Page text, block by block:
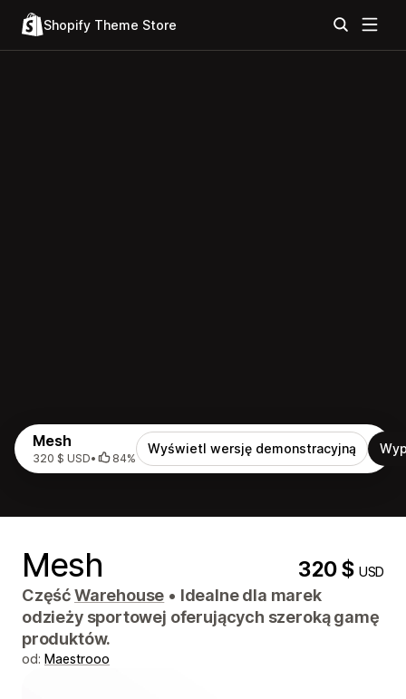
Shopify Theme Store
Mesh
320 $ USD• 84%
Wyświetl wersję demonstracyjną
Mesh 320 $USD
CzęśćWarehouse • Idealne dla marek
odzieży sportowej oferujących szeroką gamę
produktów.
od: Maestrooo